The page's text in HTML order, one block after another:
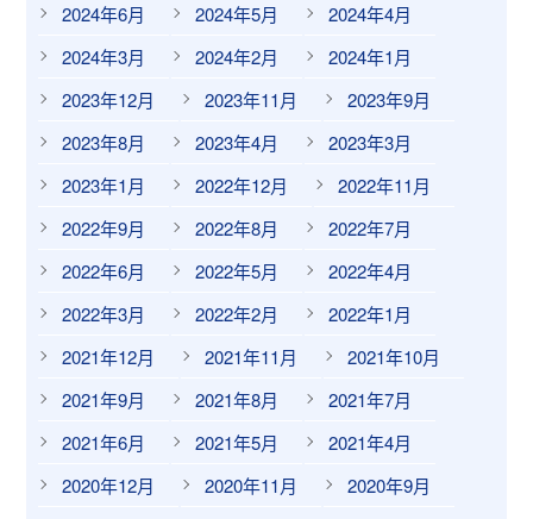
2024年6月
2024年5月
2024年4月
2024年3月
2024年2月
2024年1月
2023年12月
2023年11月
2023年9月
2023年8月
2023年4月
2023年3月
2023年1月
2022年12月
2022年11月
2022年9月
2022年8月
2022年7月
2022年6月
2022年5月
2022年4月
2022年3月
2022年2月
2022年1月
2021年12月
2021年11月
2021年10月
2021年9月
2021年8月
2021年7月
2021年6月
2021年5月
2021年4月
2020年12月
2020年11月
2020年9月